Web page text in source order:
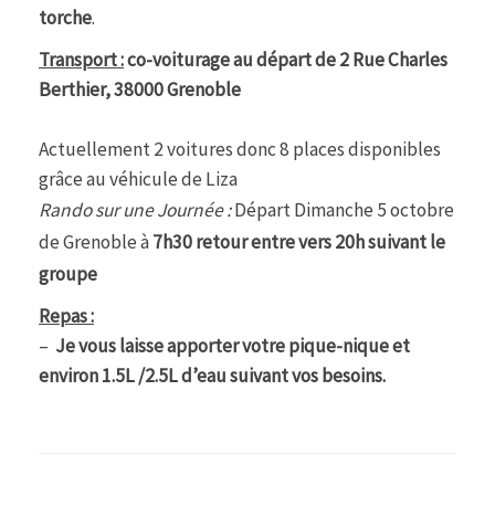
torche.
Transport :co-voiturage au départ de 2 Rue Charles
Berthier, 38000 Grenoble
Actuellement 2 voitures donc 8 places disponibles
grâce au véhicule de Liza
Rando sur une Journée :Départ Dimanche 5 octobre
de Grenoble à7h30 retour entre vers 20h suivant le
groupe
Repas :
– Je vous laisse apporter votre pique-nique et
environ 1.5L /2.5L d’eau suivant vos besoins.